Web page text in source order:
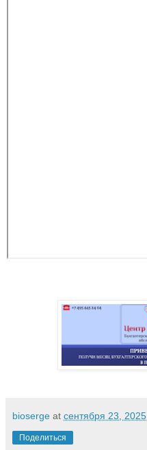
bioserge at сентября 23, 2025
Поделиться